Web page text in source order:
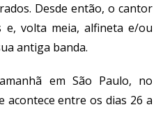
Desde então, o cantor
e, volta meia, alfineta e/ou
antiga banda.
em São Paulo, no
acontece entre os dias 26 a